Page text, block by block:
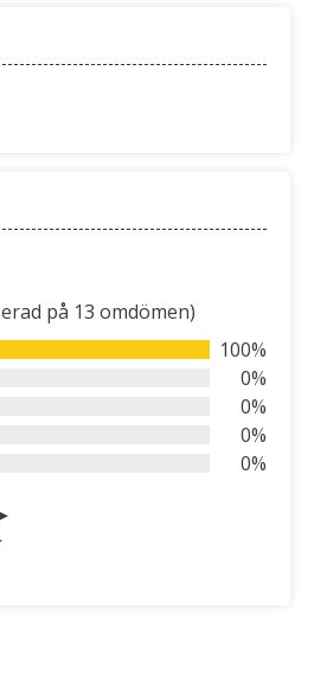
på 13 omdömen)
100%
0%
0%
0%
0%